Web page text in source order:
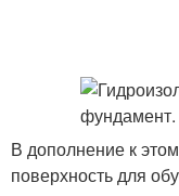
В дополнение к
поверхность для